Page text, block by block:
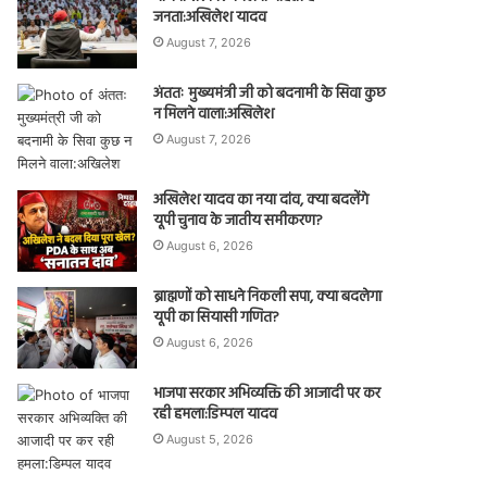
जनता:अखिलेश यादव
August 7, 2026
अंततः मुख्यमंत्री जी को बदनामी के सिवा कुछ
न मिलने वाला:अखिलेश
August 7, 2026
अखिलेश यादव का नया दांव, क्या बदलेंगे
यूपी चुनाव के जातीय समीकरण?
August 6, 2026
ब्राह्मणों को साधने निकली सपा, क्या बदलेगा
यूपी का सियासी गणित?
August 6, 2026
भाजपा सरकार अभिव्यक्ति की आजादी पर कर
रही हमला:डिम्पल यादव
August 5, 2026